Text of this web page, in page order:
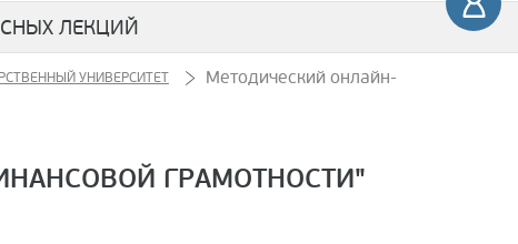
ЛЕКЦИЙ
УНИВЕРСИТЕТ
Методический онлайн-
ГРАМОТНОСТИ"